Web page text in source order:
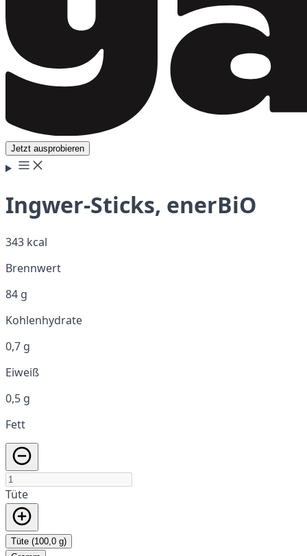
Jetzt ausprobieren
Ingwer-Sticks, enerBiO
343 kcal
Brennwert
84 g
Kohlenhydrate
0,7 g
Eiweiß
0,5 g
Fett
Tüte
Tüte (100,0 g)